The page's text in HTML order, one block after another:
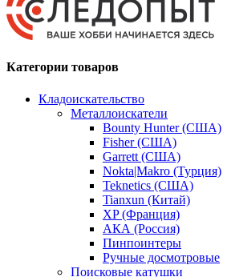
Категории товаров
Кладоискательство
Металлоискатели
Bounty Hunter (США)
Fisher (США)
Garrett (США)
Nokta|Makro (Турция)
Teknetics (США)
Tianxun (Китай)
XP (Франция)
АКА (Россия)
Пинпоинтеры
Ручные досмотровые
Поисковые катушки